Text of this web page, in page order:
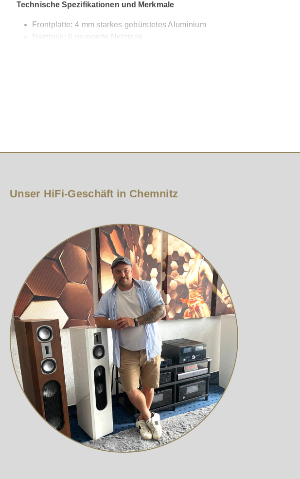
Technische Spezifikationen und Merkmale
Frontplatte: 4 mm starkes gebürstetes Aluminium
Netzteile: 6 geregelte Netzteile
Audio-Ausgangsstufen: Differenzielle Stufen mit diskreten Komponenten
Digitalkarte: Optionale 24-Bit/192-kHz-Digitalkarte für alle CD-Player der
ATOLL CD 50 Signature
Der ATOLL CD 50 Signature ist der Geheimtipp von ATOLL und bietet in
getrennte Stromversorgung für Verstärker und Steuerelektronik sowie über
erweiterbar, wodurch die Verbindung einer optischen und einer coaxialen
Der ATOLL CD 50 Signature bietet eine saubere, definierte und musikalisch
neuen Dimension mit der Signature-Serie von ATOLL.
Unser HiFi-Geschäft in Chemnitz